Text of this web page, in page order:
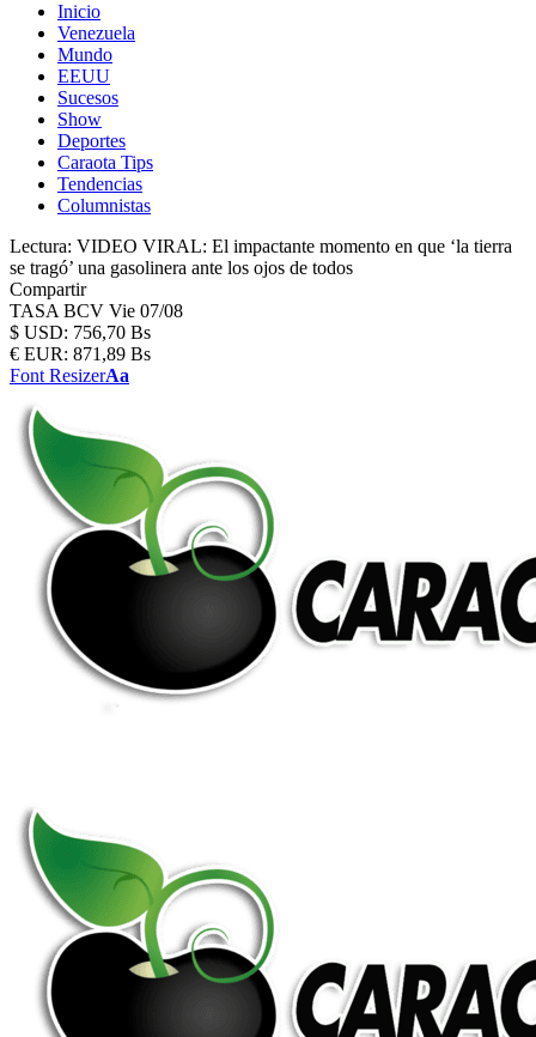
Inicio
Venezuela
Mundo
EEUU
Sucesos
Show
Deportes
Caraota Tips
Tendencias
Columnistas
Lectura: VIDEO VIRAL: El impactante momento en que ‘la tierra
se tragó’ una gasolinera ante los ojos de todos
Compartir
TASA BCV Vie 07/08
$ USD: 756,70 Bs
€ EUR: 871,89 Bs
Font ResizerAa